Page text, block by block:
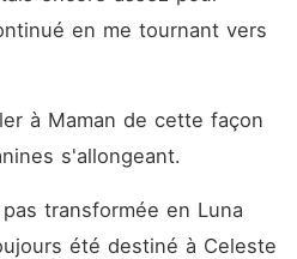
en me tournant vers
à Maman de cette façon
s'allongeant.
transformée en Luna
été destiné à Celeste